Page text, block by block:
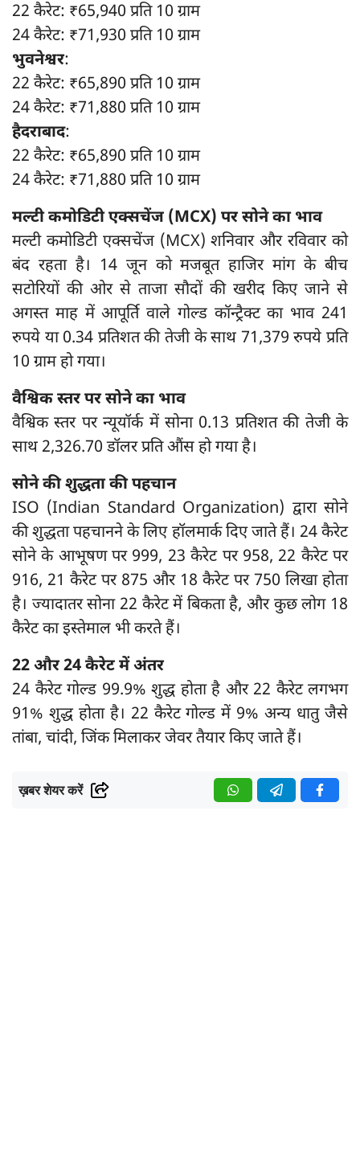
22 कैरेट: ₹65,940 प्रति 10 ग्राम
24 कैरेट: ₹71,930 प्रति 10 ग्राम
भुवनेश्वर:
22 कैरेट: ₹65,890 प्रति 10 ग्राम
24 कैरेट: ₹71,880 प्रति 10 ग्राम
हैदराबाद:
22 कैरेट: ₹65,890 प्रति 10 ग्राम
24 कैरेट: ₹71,880 प्रति 10 ग्राम
मल्टी कमोडिटी एक्सचेंज (MCX) पर सोने का भाव
मल्टी कमोडिटी एक्सचेंज (MCX) शनिवार और रविवार को
बंद रहता है। 14 जून को मजबूत हाजिर मांग के बीच
सटोरियों की ओर से ताजा सौदों की खरीद किए जाने से
अगस्त माह में आपूर्ति वाले गोल्ड कॉन्ट्रैक्ट का भाव 241
रुपये या 0.34 प्रतिशत की तेजी के साथ 71,379 रुपये प्रति
10 ग्राम हो गया।
वैश्विक स्तर पर सोने का भाव
वैश्विक स्तर पर न्यूयॉर्क में सोना 0.13 प्रतिशत की तेजी के
साथ 2,326.70 डॉलर प्रति औंस हो गया है।
सोने की शुद्धता की पहचान
ISO (Indian Standard Organization) द्वारा सोने
की शुद्धता पहचानने के लिए हॉलमार्क दिए जाते हैं। 24 कैरेट
सोने के आभूषण पर 999, 23 कैरेट पर 958, 22 कैरेट पर
916, 21 कैरेट पर 875 और 18 कैरेट पर 750 लिखा होता
है। ज्यादातर सोना 22 कैरेट में बिकता है, और कुछ लोग 18
कैरेट का इस्तेमाल भी करते हैं।
22 और 24 कैरेट में अंतर
24 कैरेट गोल्ड 99.9% शुद्ध होता है और 22 कैरेट लगभग
91% शुद्ध होता है। 22 कैरेट गोल्ड में 9% अन्य धातु जैसे
तांबा, चांदी, जिंक मिलाकर जेवर तैयार किए जाते हैं।
ख़बर शेयर करें